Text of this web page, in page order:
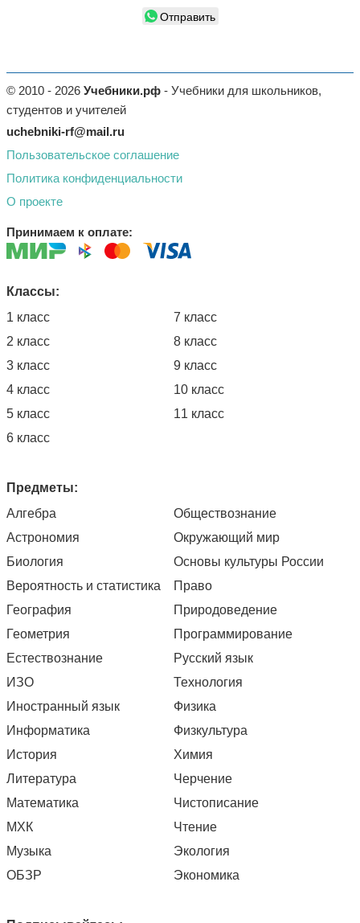
Отправить
© 2010 - 2026 Учебники.рф - Учебники для школьников,
студентов и учителей
uchebniki-rf@mail.ru
Пользовательское соглашение
Политика конфиденциальности
О проекте
Принимаем к оплате:
Классы:
1 класс
2 класс
3 класс
4 класс
5 класс
6 класс
7 класс
8 класс
9 класс
10 класс
11 класс
Предметы:
Алгебра
Астрономия
Биология
Вероятность и статистика
География
Геометрия
Естествознание
ИЗО
Иностранный язык
Информатика
История
Литература
Математика
МХК
Музыка
ОБЗР
Обществознание
Окружающий мир
Основы культуры России
Право
Природоведение
Программирование
Русский язык
Технология
Физика
Физкультура
Химия
Черчение
Чистописание
Чтение
Экология
Экономика